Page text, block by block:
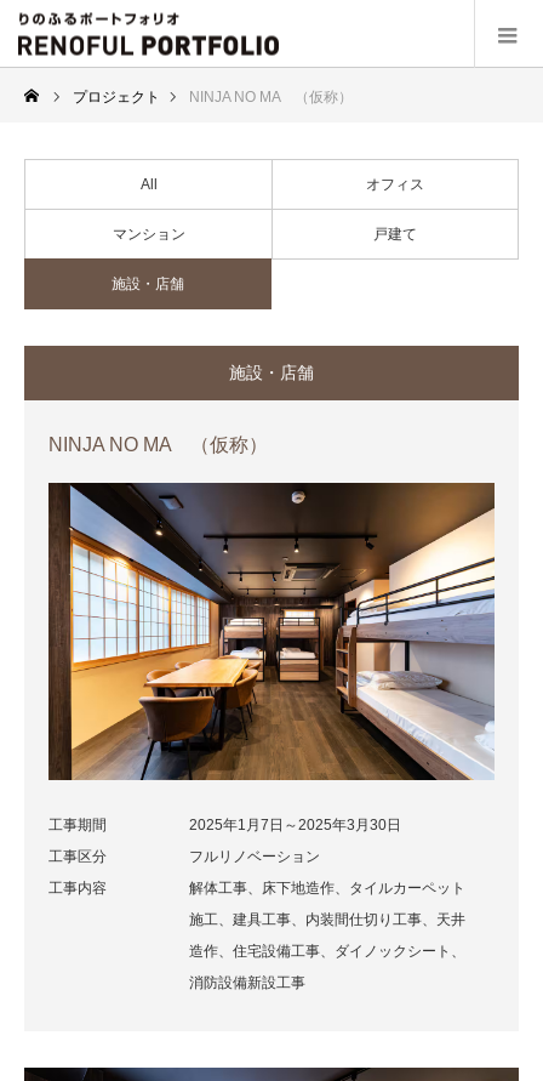
プロジェクト NINJA NO MA （仮称）
All オフィス
マンション 戸建て
施設・店舗
施設・店舗
NINJA NO MA （仮称）
工事期間
2025年1月7日～2025年3月30日
工事区分
フルリノベーション
工事内容
解体工事、床下地造作、タイルカーペット
施工、建具工事、内装間仕切り工事、天井
造作、住宅設備工事、ダイノックシート、
消防設備新設工事